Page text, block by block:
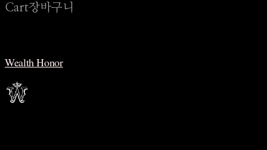
Cart장바구니
Wealth Honor